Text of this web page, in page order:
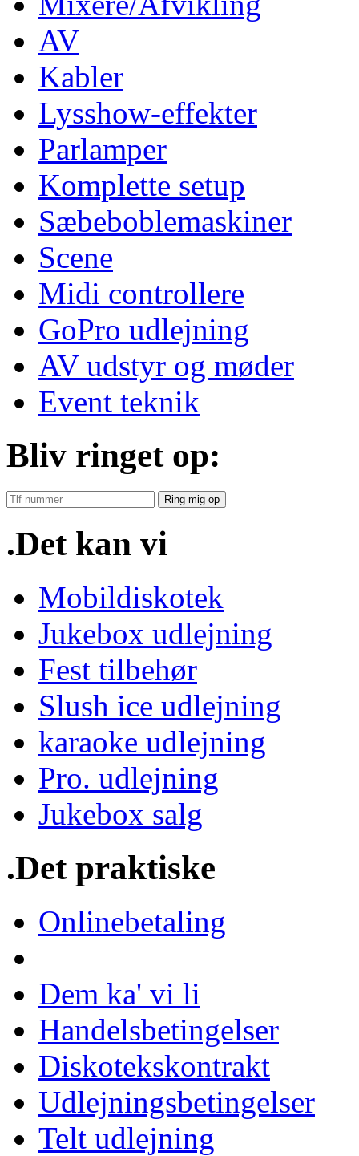
AV
Kabler
Lysshow-effekter
Parlamper
Komplette setup
Sæbeboblemaskiner
Scene
Midi controllere
GoPro udlejning
AV udstyr og møder
Event teknik
Bliv ringet op:
Ring mig op
.Det kan vi
Mobildiskotek
Jukebox udlejning
Fest tilbehør
Slush ice udlejning
karaoke udlejning
Pro. udlejning
Jukebox salg
.Det praktiske
Onlinebetaling
Dem ka' vi li
Handelsbetingelser
Diskotekskontrakt
Udlejningsbetingelser
Telt udlejning